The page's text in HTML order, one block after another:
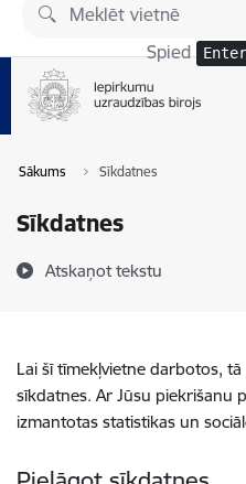
Pāriet uz lapas saturu
Spied Enter
Sākums Sīkdatnes
Sīkdatnes
Atskaņot tekstu
Lai šī tīmekļvietne darbotos,
sīkdatnes. Ar Jūsu piekrišanu
izmantotas statistikas un